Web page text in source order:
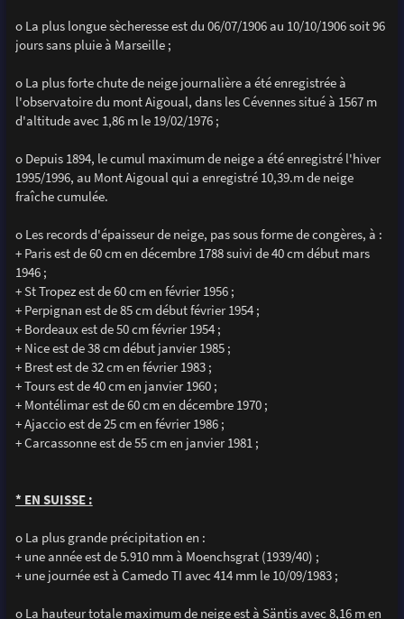
o La plus longue sècheresse est du 06/07/1906 au 10/10/1906 soit 96
jours sans pluie à Marseille ;
o La plus forte chute de neige journalière a été enregistrée à
l'observatoire du mont Aigoual, dans les Cévennes situé à 1567 m
d'altitude avec 1,86 m le 19/02/1976 ;
o Depuis 1894, le cumul maximum de neige a été enregistré l'hiver
1995/1996, au Mont Aigoual qui a enregistré 10,39.m de neige
fraîche cumulée.
o Les records d'épaisseur de neige, pas sous forme de congères, à :
+ Paris est de 60 cm en décembre 1788 suivi de 40 cm début mars
1946 ;
+ St Tropez est de 60 cm en février 1956 ;
+ Perpignan est de 85 cm début février 1954 ;
+ Bordeaux est de 50 cm février 1954 ;
+ Nice est de 38 cm début janvier 1985 ;
+ Brest est de 32 cm en février 1983 ;
+ Tours est de 40 cm en janvier 1960 ;
+ Montélimar est de 60 cm en décembre 1970 ;
+ Ajaccio est de 25 cm en février 1986 ;
+ Carcassonne est de 55 cm en janvier 1981 ;
* EN SUISSE :
o La plus grande précipitation en :
+ une année est de 5.910 mm à Moenchsgrat (1939/40) ;
+ une journée est à Camedo TI avec 414 mm le 10/09/1983 ;
o La hauteur totale maximum de neige est à Säntis avec 8,16 m en